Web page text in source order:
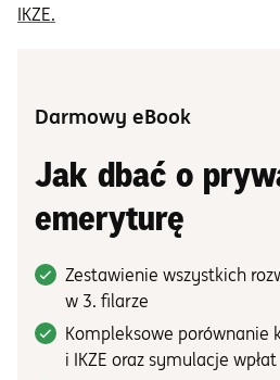
IKZE.
Darmowy eBook
Jak dbać o
emeryturę
Zestawienie wszystkich
w 3. filarze
Kompleksowe porównanie
i IKZE oraz symulacje wpłat